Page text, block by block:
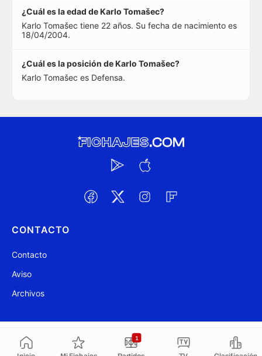
1
¿Cuál es la edad de Karlo Tomašec?
Karlo Tomašec tiene 22 años. Su fecha de nacimiento es
18/04/2004.
¿Cuál es la posición de Karlo Tomašec?
Karlo Tomašec es Defensa.
CONTACTO
Contacto
Aviso
Archivos